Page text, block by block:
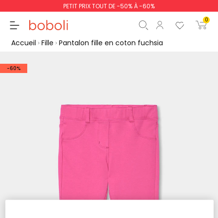
PETIT PRIX TOUT DE -50% À -60%
0
poursuit Commencer la
Accueil Fille Pantalon fille en coton fuchsia
-60%